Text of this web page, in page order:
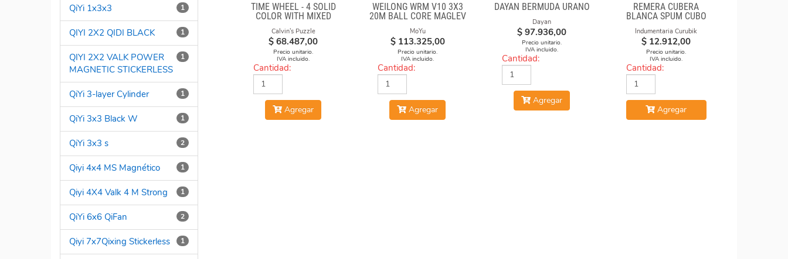
1
QiYi 1x3x3
1
QIYI 2X2 QIDI BLACK
1
QIYI 2X2 VALK POWER
MAGNETIC STICKERLESS
1
QiYi 3-layer Cylinder
1
QiYi 3x3 Black W
2
QiYi 3x3 s
1
Qiyi 4x4 MS Magnético
1
Qiyi 4X4 Valk 4 M Strong
2
QiYi 6x6 QiFan
1
Qiyi 7x7Qixing Stickerless
TIME WHEEL - 4 SOLID
COLOR WITH MIXED
NUMBERS STICKERS
(MOD)
Calvin's Puzzle
$ 68.487,00
Precio unitario.
IVA incluido.
Cantidad:
Agregar
WEILONG WRM V10 3X3
20M BALL CORE MAGLEV
UV
MoYu
$ 113.325,00
Precio unitario.
IVA incluido.
Cantidad:
Agregar
DAYAN BERMUDA URANO
Dayan
$ 97.936,00
Precio unitario.
IVA incluido.
Cantidad:
Agregar
REMERA CUBERA
BLANCA SPUM CUBO
Indumentaria Curubik
$ 12.912,00
Precio unitario.
IVA incluido.
Cantidad:
Agregar